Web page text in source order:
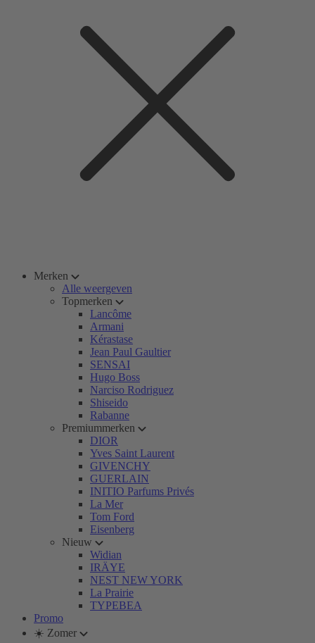
Merken
Alle weergeven
Topmerken
Lancôme
Armani
Kérastase
Jean Paul Gaultier
SENSAI
Hugo Boss
Narciso Rodriguez
Shiseido
Rabanne
Premiummerken
DIOR
Yves Saint Laurent
GIVENCHY
GUERLAIN
INITIO Parfums Privés
La Mer
Tom Ford
Eisenberg
Nieuw
Widian
IRÄYE
NEST NEW YORK
La Prairie
TYPEBEA
Promo
☀️ Zomer